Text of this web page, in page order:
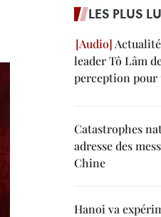
LES PLUS
leader Tô Lâm
perception pour
Catastrophes
adresse des
Chine
Hanoi va